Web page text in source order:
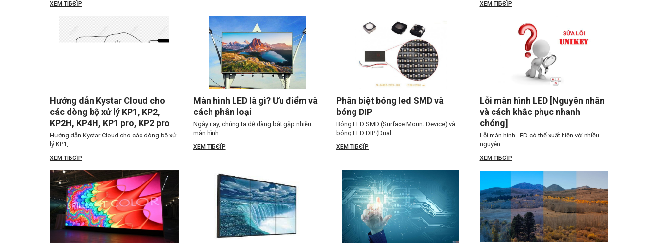
XEM TIБЄЇP XEM TIБЄЇP
Hướng dẫn Kystar Cloud cho
các dòng bộ xử lý KP1, KP2,
KP2H, KP4H, KP1 pro, KP2 pro
Hướng dẫn Kystar Cloud cho các dòng bộ xử
lý KP1, ...
XEM TIБЄЇP
Màn hình LED là gì? Ưu điểm và
cách phân loại
Ngày nay, chúng ta dễ dàng bắt gặp nhiều
màn hình ...
XEM TIБЄЇP
Phân biệt bóng led SMD và
bóng DIP
Bóng LED SMD (Surface Mount Device) và
bóng LED DIP (Dual ...
XEM TIБЄЇP
Lỗi màn hình LED [Nguyên nhân
và cách khắc phục nhanh
chóng]
Lỗi màn hình LED có thể xuất hiện với nhiều
nguyên ...
XEM TIБЄЇP